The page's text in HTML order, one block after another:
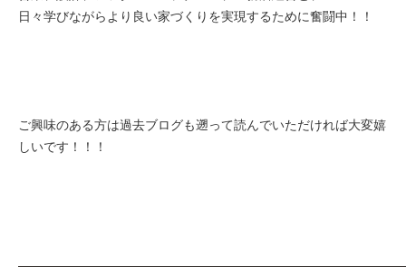
日々学びながらより良い家づくりを実現するために奮闘中！！
ご興味のある方は過去ブログも遡って読んでいただければ大変嬉
しいです！！！